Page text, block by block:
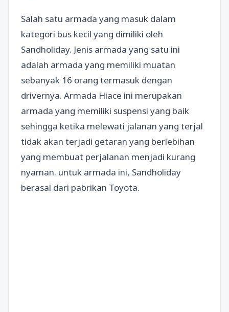
Salah satu armada yang masuk dalam
kategori bus kecil yang dimiliki oleh
Sandholiday. Jenis armada yang satu ini
adalah armada yang memiliki muatan
sebanyak 16 orang termasuk dengan
drivernya. Armada Hiace ini merupakan
armada yang memiliki suspensi yang baik
sehingga ketika melewati jalanan yang terjal
tidak akan terjadi getaran yang berlebihan
yang membuat perjalanan menjadi kurang
nyaman. untuk armada ini, Sandholiday
berasal dari pabrikan Toyota.